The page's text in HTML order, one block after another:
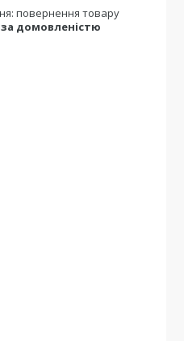
повернення товару
за домовленістю